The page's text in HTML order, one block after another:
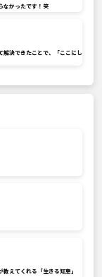
なかったです！笑
解決できたことで、「ここにし
えてくれる「生きる知恵」